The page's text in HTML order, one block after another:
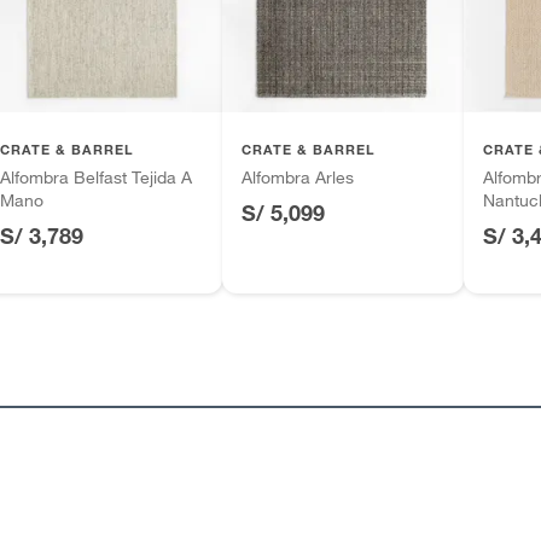
productos para asfalto.
tecnología, línea blanca, colchones, muebles,
suplementos alimenticios, vitaminas.
CRATE & BARREL
Alfombra Belfast Tejida A
Mano
S/ 3,789
CRATE & BARREL
Alfombra Arles
S/ 5,099
CRATE
S/